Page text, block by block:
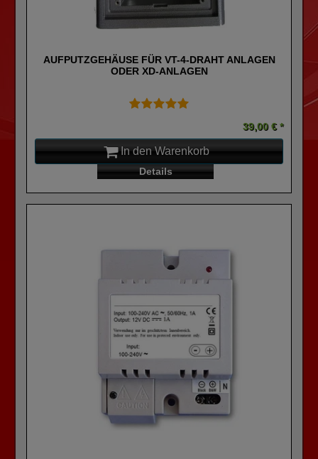
AUFPUTZGEHÄUSE FÜR VT-4-DRAHT ANLAGEN
ODER XD-ANLAGEN
39,00 € *
In den Warenkorb
Details